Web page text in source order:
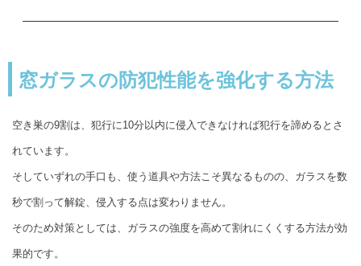
窓ガラスの防犯性能を強化する方法
空き巣の9割は、犯行に10分以内に侵入できなければ犯行を諦めるとさ
れています。
そしていずれの手口も、使う道具や方法こそ異なるものの、ガラスを数
秒で割って解錠、侵入する点は変わりません。
そのため対策としては、ガラスの強度を高めて割れにくくする方法が効
果的です。